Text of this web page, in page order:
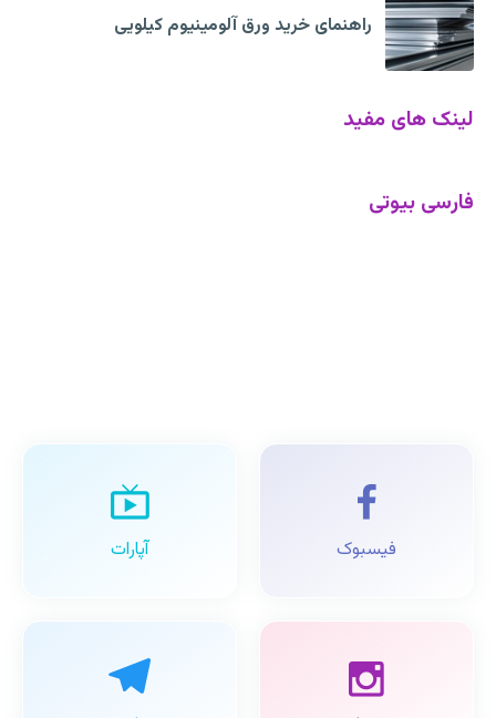
راهنمای خرید ورق آلومینیوم کیلویی
لینک های مفید
فارسی بیوتی
فیسبوک آپارات